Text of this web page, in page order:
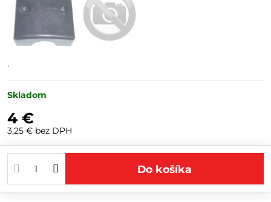
.
Skladom
4 €
3,25 € bez DPH
Do košíka